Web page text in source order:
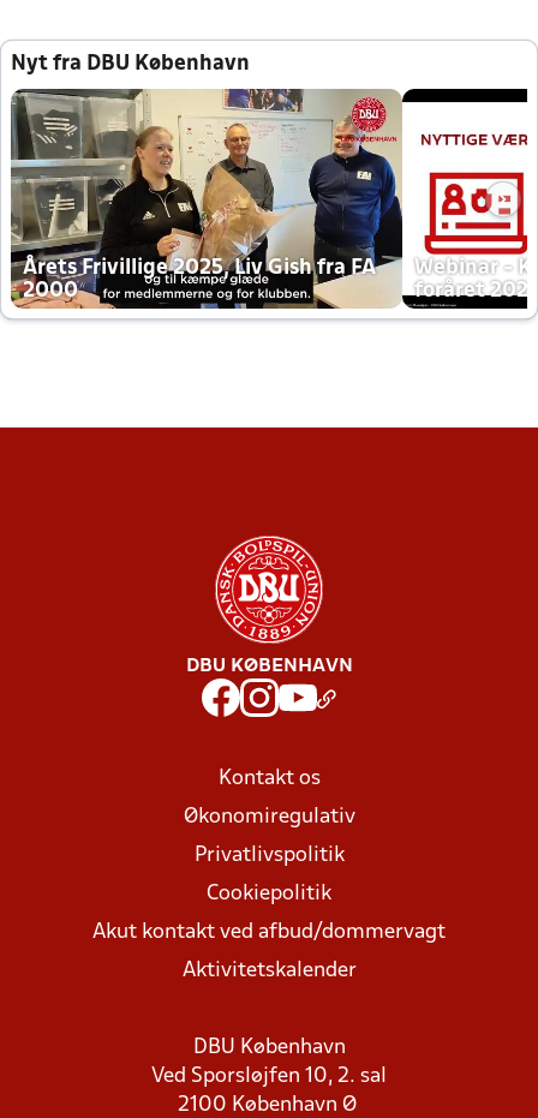
Nyt fra DBU København
Årets Frivillige 2025, Liv Gish fra FA
2000
Webinar -
foråret
DBU KØBENHAVN
Kontakt os
Økonomiregulativ
Privatlivspolitik
Cookiepolitik
Akut kontakt ved afbud/dommervagt
Aktivitetskalender
DBU København
Ved Sporsløjfen 10, 2. sal
2100 København Ø